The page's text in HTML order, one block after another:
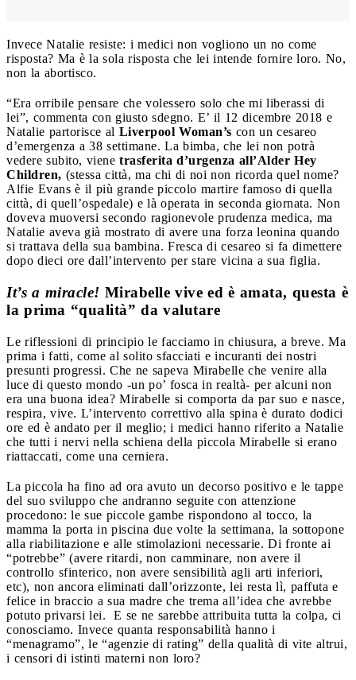
Invece Natalie resiste: i medici non vogliono un no come
risposta? Ma è la sola risposta che lei intende fornire loro. No,
non la abortisco.
“Era orribile pensare che volessero solo che mi liberassi di
lei”, commenta con giusto sdegno. E’ il 12 dicembre 2018 e
Natalie partorisce al Liverpool Woman’s con un cesareo
d’emergenza a 38 settimane. La bimba, che lei non potrà
vedere subito, viene trasferita d’urgenza all’Alder Hey
Children, (stessa città, ma chi di noi non ricorda quel nome?
Alfie Evans è il più grande piccolo martire famoso di quella
città, di quell’ospedale) e là operata in seconda giornata. Non
doveva muoversi secondo ragionevole prudenza medica, ma
Natalie aveva già mostrato di avere una forza leonina quando
si trattava della sua bambina. Fresca di cesareo si fa dimettere
dopo dieci ore dall’intervento per stare vicina a sua figlia.
It’s a miracle! Mirabelle vive ed è amata, questa è
la prima “qualità” da valutare
Le riflessioni di principio le facciamo in chiusura, a breve. Ma
prima i fatti, come al solito sfacciati e incuranti dei nostri
presunti progressi. Che ne sapeva Mirabelle che venire alla
luce di questo mondo -un po’ fosca in realtà- per alcuni non
era una buona idea? Mirabelle si comporta da par suo e nasce,
respira, vive. L’intervento correttivo alla spina è durato dodici
ore ed è andato per il meglio; i medici hanno riferito a Natalie
che tutti i nervi nella schiena della piccola Mirabelle si erano
riattaccati, come una cerniera.
La piccola ha fino ad ora avuto un decorso positivo e le tappe
del suo sviluppo che andranno seguite con attenzione
procedono: le sue piccole gambe rispondono al tocco, la
mamma la porta in piscina due volte la settimana, la sottopone
alla riabilitazione e alle stimolazioni necessarie. Di fronte ai
“potrebbe” (avere ritardi, non camminare, non avere il
controllo sfinterico, non avere sensibilità agli arti inferiori,
etc), non ancora eliminati dall’orizzonte, lei resta lì, paffuta e
felice in braccio a sua madre che trema all’idea che avrebbe
potuto privarsi lei. E se ne sarebbe attribuita tutta la colpa, ci
conosciamo. Invece quanta responsabilità hanno i
“menagramo”, le “agenzie di rating” della qualità di vite altrui,
i censori di istinti materni non loro?